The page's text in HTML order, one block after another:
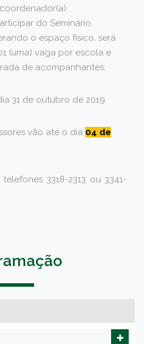
do Seminário.
o espaço físico, será
(uma) vaga por escola e
de acompanhantes.
31 de outubro de 2019.
vão até o dia 04 de
3318-2313 ou 3341-